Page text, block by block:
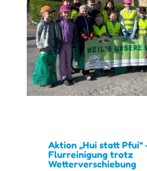
Aktion „Hui statt
Flurreinigung trotz
Wetterverschiebung